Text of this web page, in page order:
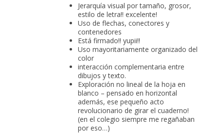
Jerarquía visual por tamaño, grosor,
estilo de letra!! excelente!
Uso de flechas, conectores y
contenedores
Está firmado!! yupii!!
Uso mayoritariamente organizado del
color
interacción complementaria entre
dibujos y texto.
Exploración no lineal de la hoja en
blanco – pensado en horizontal
además, ese pequeño acto
revolucionario de girar el cuaderno!
(en el colegio siempre me regañaban
por eso…)